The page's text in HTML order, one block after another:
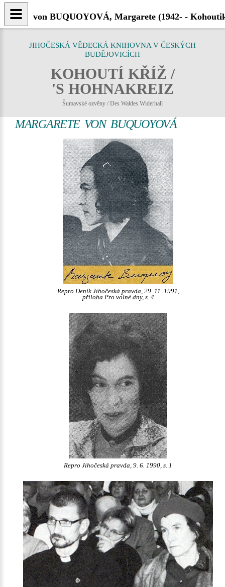
JIHOČESKÁ VĚDECKÁ KNIHOVNA V ČESKÝCH
BUDĚJOVICÍCH
KOHOUTÍ KŘÍŽ /
'S HOHNAKREIZ
Šumavské ozvěny / Des Waldes Widerhall
MARGARETE VON BUQUOYOVÁ
Repro Deník Jihočeská pravda, 29. 11. 1991,
příloha Pro volné dny, s. 4
Repro Jihočeská pravda, 9. 6. 1990, s. 1
von BUQUOYOVÁ, Margarete (1942- -